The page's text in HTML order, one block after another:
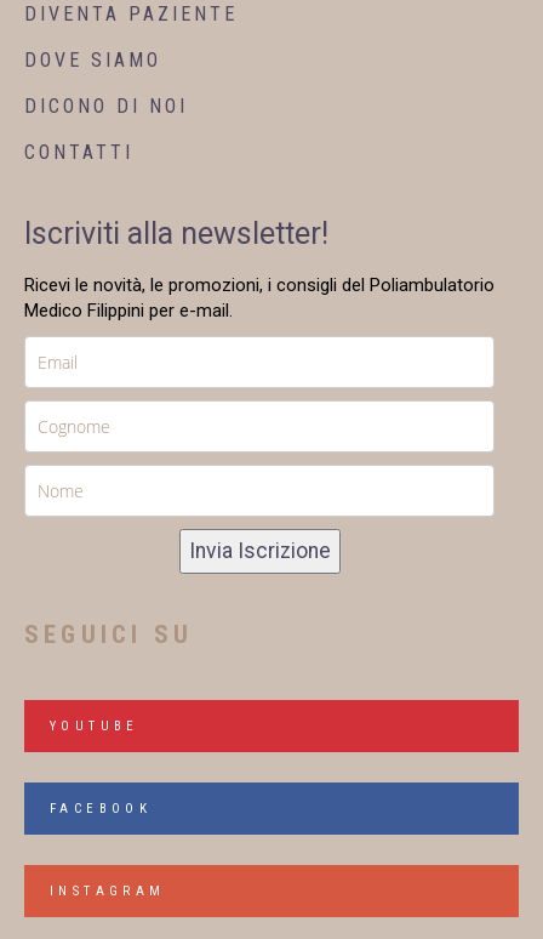
DIVENTA PAZIENTE
DOVE SIAMO
DICONO DI NOI
CONTATTI
Iscriviti alla newsletter!
Ricevi le novità, le promozioni, i consigli del Poliambulatorio
Medico Filippini per e-mail.
Invia Iscrizione
SEGUICI SU
YOUTUBE
FACEBOOK
INSTAGRAM